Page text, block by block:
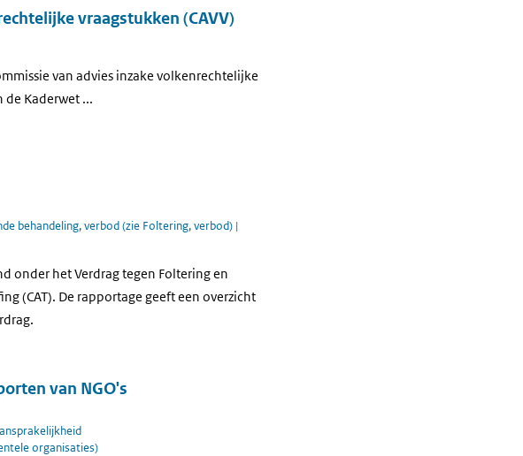
vraagstukken (CAVV)
van advies inzake volkenrechtelijke
de Kaderwet ...
behandeling, verbod (zie Foltering, verbod) |
onder het Verdrag tegen Foltering en
(CAT). De rapportage geeft een overzicht
van NGO's
organisaties)